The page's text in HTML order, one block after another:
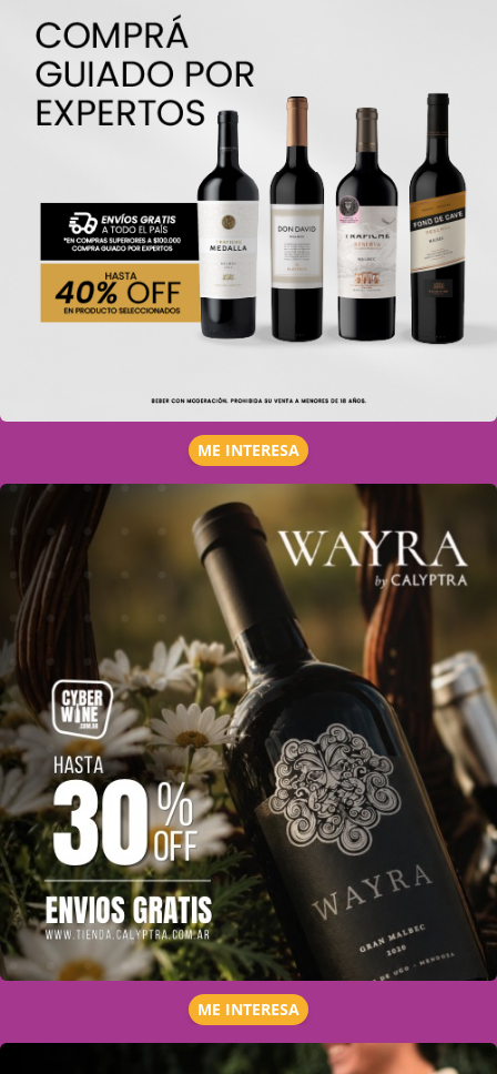
ME INTERESA
ME INTERESA